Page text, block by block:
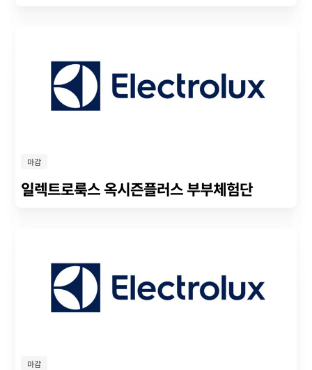
마감
일렉트로룩스 옥시즌플러스 부부체험단
마감